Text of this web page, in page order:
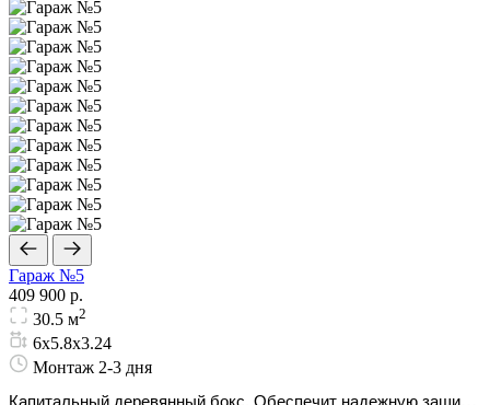
Гараж №5
409 900 р.
30.5 м2
6х5.8х3.24
Монтаж 2-3 дня